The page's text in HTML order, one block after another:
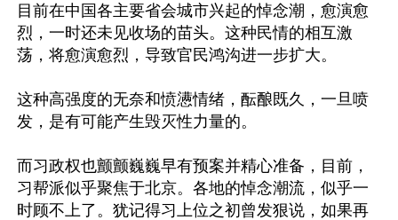
目前在中国各主要省会城市兴起的悼念潮，愈演愈
烈，一时还未见收场的苗头。这种民情的相互激
荡，将愈演愈烈，导致官民鸿沟进一步扩大。
这种高强度的无奈和愤懑情绪，酝酿既久，一旦喷
发，是有可能产生毁灭性力量的。
而习政权也颤颤巍巍早有预案并精心准备，目前，
习帮派似乎聚焦于北京。各地的悼念潮流，似乎一
时顾不上了。犹记得习上位之初曾发狠说，如果再